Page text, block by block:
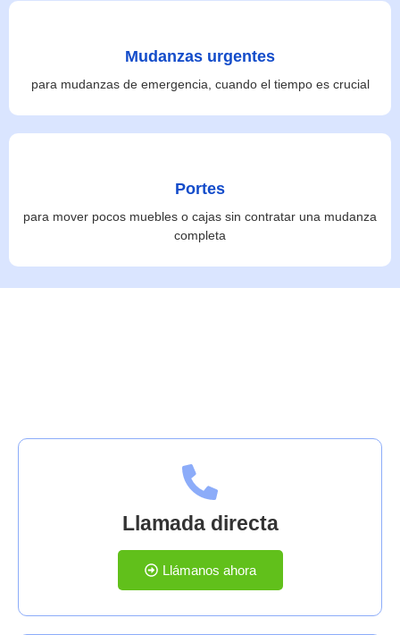
Mudanzas urgentes
para mudanzas de emergencia, cuando el tiempo es crucial
Portes
para mover pocos muebles o cajas sin contratar una mudanza
completa
Llamada directa
Llámanos ahora